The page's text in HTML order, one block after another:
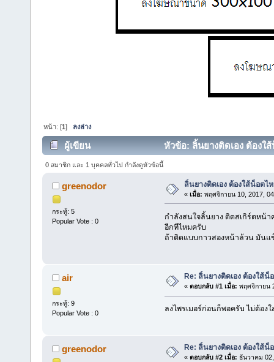
หน้า: [1] ลงล่าง
ผู้เขียน หัวข้อ: ลิ้นยางติดเอง ต้องใ
0 สมาชิก และ 1 บุคคลทั่วไป กำลังดูหัวข้อนี้
greenodor
กระทู้: 5
Popular Vote : 0
ลิ้นยางติดเอง ต้องใส้น็อตไ
« เมื่อ: พฤศจิกายน 10, 2017,
กำลังสนใจลิ้นยาง ติดสเกิร์ตหน้า
อีกทีไหมครับ
ถ้าติดแบบกาวสองหน้าล้วน มันแ
air
กระทู้: 9
Popular Vote : 0
Re: ลิ้นยางติดเอง ต้องใส้น็
« ตอบกลับ #1 เมื่อ: พฤศจิกายน
ลงไพรเมอร์ก่อนก็พอครับ ไม่ต้อง
greenodor Re: ลิ้นยางติดเอง ต้องใส้น็
« ตอบกลับ #2 เมื่อ: ธันวาคม